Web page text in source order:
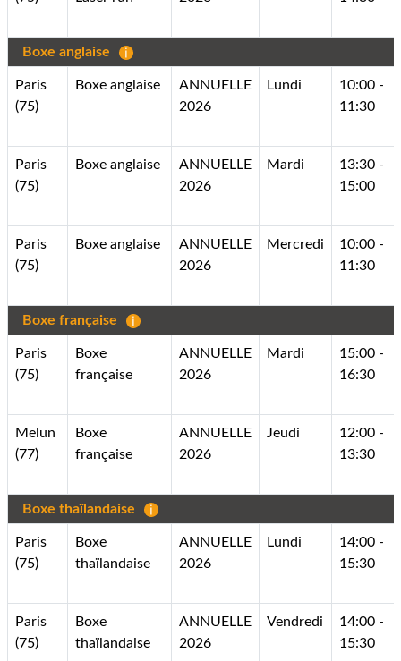
Boxe anglaise
Paris
(75)
Boxe anglaise
ANNUELLE
2026
Lundi
10:00 -
11:30
Paris
(75)
Boxe anglaise
ANNUELLE
2026
Mardi
13:30 -
15:00
Paris
(75)
Boxe anglaise
ANNUELLE
2026
Mercredi
10:00 -
11:30
Boxe française
Paris
(75)
Boxe
française
ANNUELLE
2026
Mardi
15:00 -
16:30
Melun
(77)
Boxe
française
ANNUELLE
2026
Jeudi
12:00 -
13:30
Boxe thaïlandaise
Paris
(75)
Boxe
thaïlandaise
ANNUELLE
2026
Lundi
14:00 -
15:30
Paris
(75)
Boxe
thaïlandaise
ANNUELLE
2026
Vendredi
14:00 -
15:30